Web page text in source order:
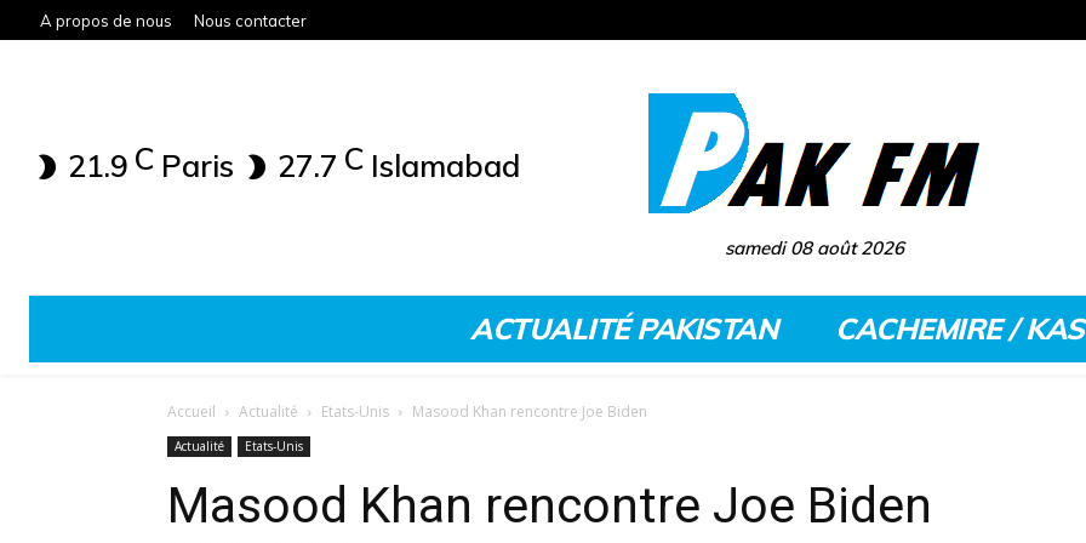
A propos de nous Nous contacter
21.9 C Paris 27.7 C Islamabad
samedi 08 août 2026
ACTUALITÉ PAKISTAN CACHEMIRE /
Accueil Actualité Etats-Unis Masood Khan rencontre Joe Biden
Actualité Etats-Unis
Masood Khan rencontre Joe Biden